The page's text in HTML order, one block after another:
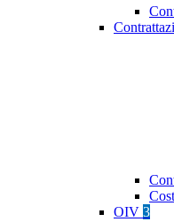
OIV 3